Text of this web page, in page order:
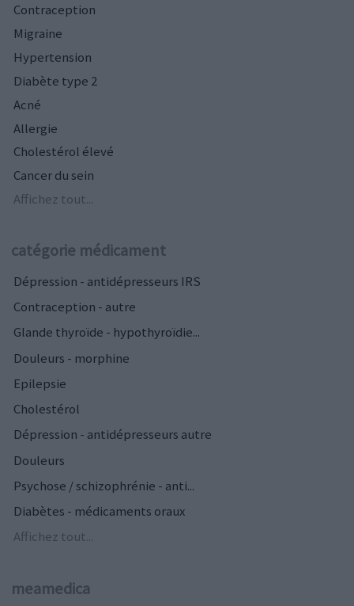
Contraception
Migraine
Hypertension
Diabète type 2
Acné
Allergie
Cholestérol élevé
Cancer du sein
Affichez tout...
catégorie médicament
Dépression - antidépresseurs IRS
Contraception - autre
Glande thyroïde - hypothyroïdie...
Douleurs - morphine
Epilepsie
Cholestérol
Dépression - antidépresseurs autre
Douleurs
Psychose / schizophrénie - anti...
Diabètes - médicaments oraux
Affichez tout...
meamedica